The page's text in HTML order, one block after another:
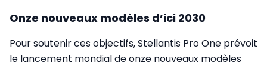
Onze nouveaux modèles d’ici 2030
Pour soutenir ces objectifs, Stellantis Pro One prévoit
le lancement mondial de onze nouveaux modèles